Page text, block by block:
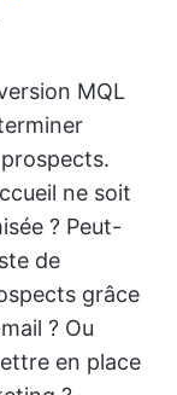
MQL
ne soit
? Peut-
de
grâce
? Ou
en place